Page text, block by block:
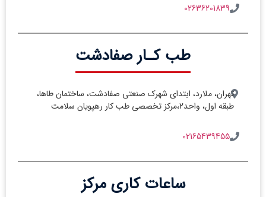
02636201839
طب کـار صفادشت
تهران، ملارد، ابتدای شهرک صنعتی صفادشت، ساختمان طاها،
طبقه اول، واحد2،مرکز تخصصی طب کار رهپویان سلامت
02165439455
ساعات کاری مرکز